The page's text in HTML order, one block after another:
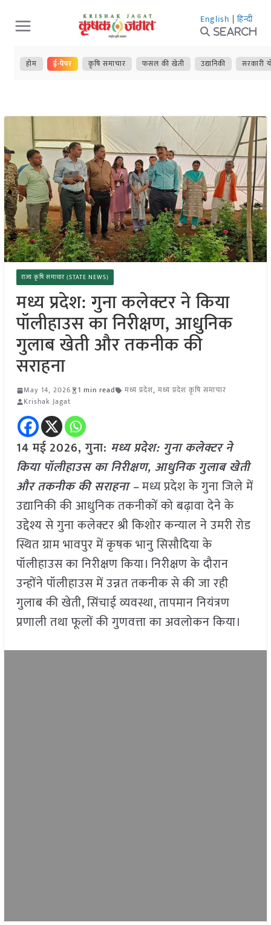
Skip
to
content
English | हिन्दी
Search
होम ई-पेपर कृषि समाचार फसल की खेती उद्यानिकी सरकारी
राज्य कृषि समाचार (STATE NEWS)
मध्य प्रदेश: गुना कलेक्टर ने किया
पॉलीहाउस का निरीक्षण, आधुनिक
गुलाब खेती और तकनीक की
सराहना
May 14, 2026 1 min read मध्य प्रदेश, मध्य प्रदेश कृषि समाचार
Krishak Jagat
14 मई2026, गुना: मध्य प्रदेश: गुना कलेक्टर ने
किया पॉलीहाउस का निरीक्षण, आधुनिक गुलाब खेती
और तकनीक की सराहना –मध्य प्रदेश के गुना जिले में
उद्यानिकी की आधुनिक तकनीकों को बढ़ावा देने के
उद्देश्य से गुना कलेक्टर श्री किशोर कन्याल ने उमरी रोड
स्थित ग्राम भावपुर में कृषक भानु सिसौदिया के
पॉलीहाउस का निरीक्षण किया। निरीक्षण के दौरान
उन्होंने पॉलीहाउस में उन्नत तकनीक से की जा रही
गुलाब की खेती, सिंचाई व्यवस्था, तापमान नियंत्रण
प्रणाली तथा फूलों की गुणवत्ता का अवलोकन किया।